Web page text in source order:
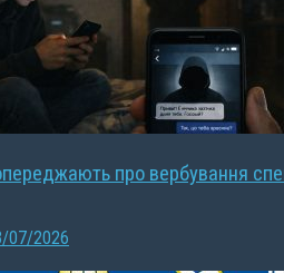
про вербування
07/2026